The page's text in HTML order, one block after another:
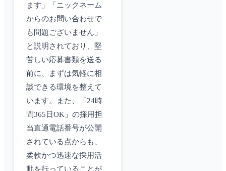
ます」「ニックネーム
からのお問い合わせで
も問題ございません」
と説明されており、堅
苦しい応募書類を送る
前に、まずは気軽に相
談できる環境を整えて
います。また、「24時
間365日OK」の採用担
当直通電話番号が公開
されている点からも、
柔軟かつ迅速な採用活
動を行っていることが